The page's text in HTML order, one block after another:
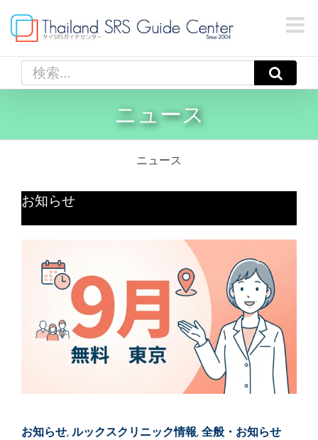
content
索
ニュース
ニュース
お知らせ
お知らせ,ルックスクリニック情報,全般・お知らせ